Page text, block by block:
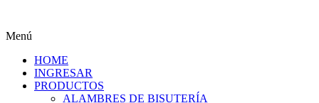
Menú
HOME
INGRESAR
PRODUCTOS
ALAMBRES DE BISUTERÍA